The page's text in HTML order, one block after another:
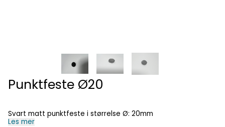
Punktfeste Ø20
Svart matt punktfeste i størrelse Ø: 20mm
Les mer